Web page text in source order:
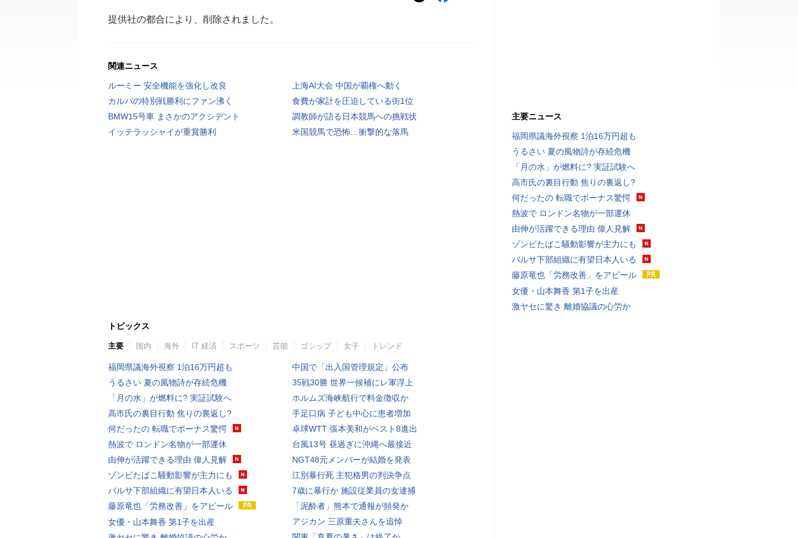
提供社の都合により、削除されました。
関連ニュース
ルーミー 安全機能を強化し改良
上海AI大会 中国が覇権へ動く
カルパの特別戦勝利にファン沸く
食費が家計を圧迫している街1位
BMW15号車 まさかのアクシデント
調教師が語る日本競馬への挑戦状
イッテラッシャイが重賞勝利
米国競馬で恐怖…衝撃的な落馬
トピックス
主要 国内 海外 IT 経済 スポーツ 芸能 ゴシップ 女子 トレンド
福岡県議海外視察 1泊16万円超も
うるさい 夏の風物詩が存続危機
「月の水」が燃料に? 実証試験へ
高市氏の裏目行動 焦りの裏返し?
何だったの 転職でボーナス驚愕
熱波で ロンドン名物が一部運休
由伸が活躍できる理由 偉人見解
ゾンビたばこ騒動影響が主力にも
バルサ下部組織に有望日本人いる
藤原竜也「労務改善」をアピール
女優・山本舞香 第1子を出産
中国で「出入国管理規定」公布
35戦30勝 世界一候補にレ軍浮上
ホルムズ海峡航行で料金徴収か
手足口病 子ども中心に患者増加
卓球WTT 張本美和がベスト8進出
台風13号 昼過ぎに沖縄へ最接近
NGT48元メンバーが結婚を発表
江別暴行死 主犯格男の判決争点
7歳に暴行か 施設従業員の女逮捕
「泥酔者」熊本で通報が頻発か
アジカン 三原重夫さんを追悼
主要ニュース
福岡県議海外視察 1泊16万円超も
うるさい 夏の風物詩が存続危機
「月の水」が燃料に? 実証試験へ
高市氏の裏目行動 焦りの裏返し?
何だったの 転職でボーナス驚愕
熱波で ロンドン名物が一部運休
由伸が活躍できる理由 偉人見解
ゾンビたばこ騒動影響が主力にも
バルサ下部組織に有望日本人いる
藤原竜也「労務改善」をアピール
女優・山本舞香 第1子を出産
激ヤセに驚き 離婚協議の心労か